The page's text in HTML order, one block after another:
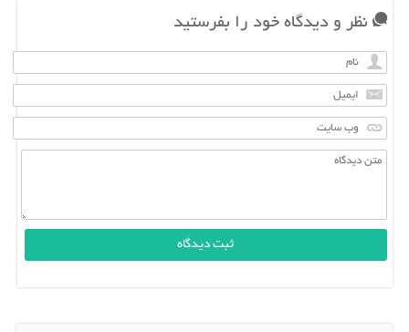
نظر و دیدگاه خود را بفرستید